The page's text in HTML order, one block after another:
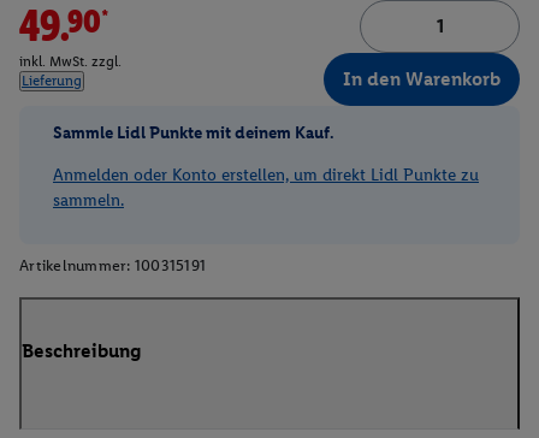
49.90*
inkl. MwSt. zzgl.
Lieferung
In den Warenkorb
Sammle Lidl Punkte mit deinem Kauf.
Anmelden oder Konto erstellen, um direkt Lidl Punkte zu
sammeln.
Artikelnummer: 100315191
Beschreibung